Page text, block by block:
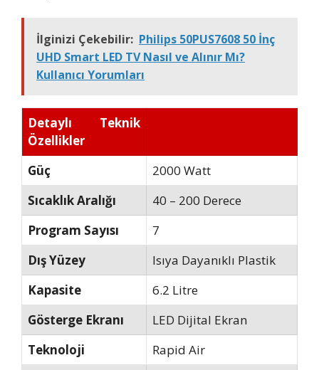
İlginizi Çekebilir: Philips 50PUS7608 50 İnç
UHD Smart LED TV Nasıl ve Alınır Mı?
Kullanıcı Yorumları
Detaylı Teknik
Özellikler
Güç
2000 Watt
Sıcaklık Aralığı
40 – 200 Derece
Program Sayısı
7
Dış Yüzey
Isıya Dayanıklı Plastik
Kapasite
6.2 Litre
Gösterge Ekranı
LED Dijital Ekran
Teknoloji
Rapid Air